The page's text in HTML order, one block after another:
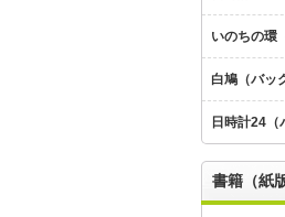
いのちの環
白鳩（バッ
日時計24（
書籍（紙版